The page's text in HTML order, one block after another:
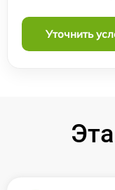
Уточнить